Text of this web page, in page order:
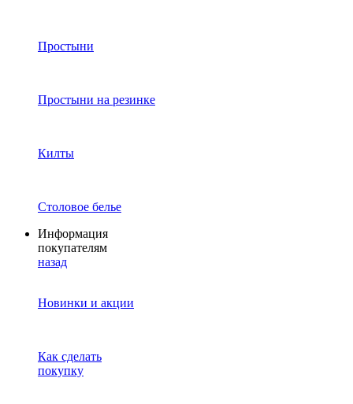
Простыни
Простыни на резинке
Килты
Столовое белье
Информация
покупателям
назад
Новинки и акции
Как сделать
покупку